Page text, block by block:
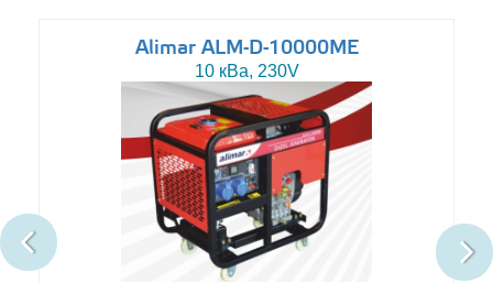
Alimar ALM-D-10000ME
10 кВа, 230V